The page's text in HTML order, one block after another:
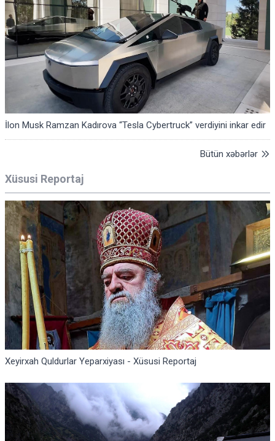
İlon Musk Ramzan Kadırova “Tesla Cybertruck” verdiyini inkar edir
Bütün xəbərlər
Xüsusi Reportaj
Xeyirxah Quldurlar Yeparxiyası - Xüsusi Reportaj